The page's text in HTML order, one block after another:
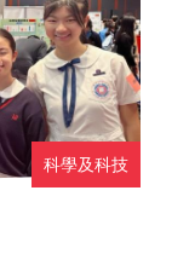
科學及科技